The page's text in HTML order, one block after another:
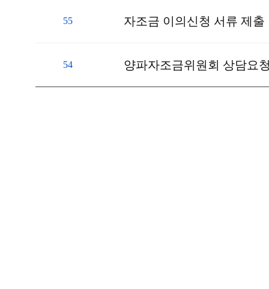
55 자조금 이의신청 서류 제출
54 양파자조금위원회 상담요청